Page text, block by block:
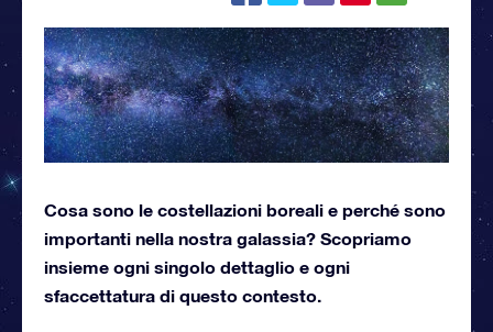
Cosa sono le costellazioni boreali e perché sono
importanti nella nostra galassia? Scopriamo
insieme ogni singolo dettaglio e ogni
sfaccettatura di questo contesto.